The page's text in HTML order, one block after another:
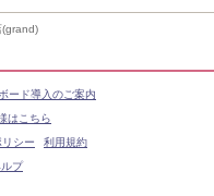
(grand)
ード導入のご案内
はこちら
シー
利用規約
プ